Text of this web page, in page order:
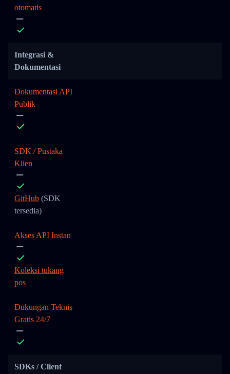
otomatis
Integrasi &
Dokumentasi
Dokumentasi API
Publik
SDK / Pustaka
Klien
GitHub (SDK
tersedia)
Akses API Instan
Koleksi tukang
pos
Dukungan Teknis
Gratis 24/7
SDKs / Client